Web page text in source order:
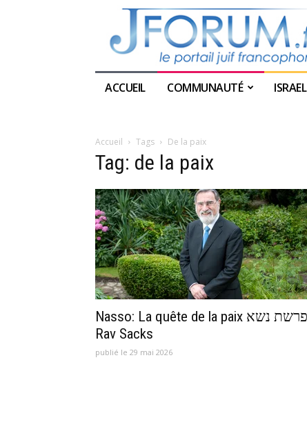
ACCUEIL COMMUNAUTÉ ISRAEL
Accueil Tags De la paix
Tag: de la paix
Nasso: La quête de la paix פרשת נשא
Rav Sacks
publié le 29 mai 2026